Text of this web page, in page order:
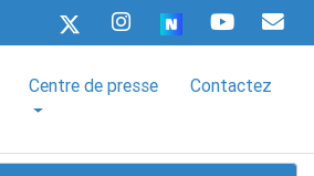
Centre de presse Contactez